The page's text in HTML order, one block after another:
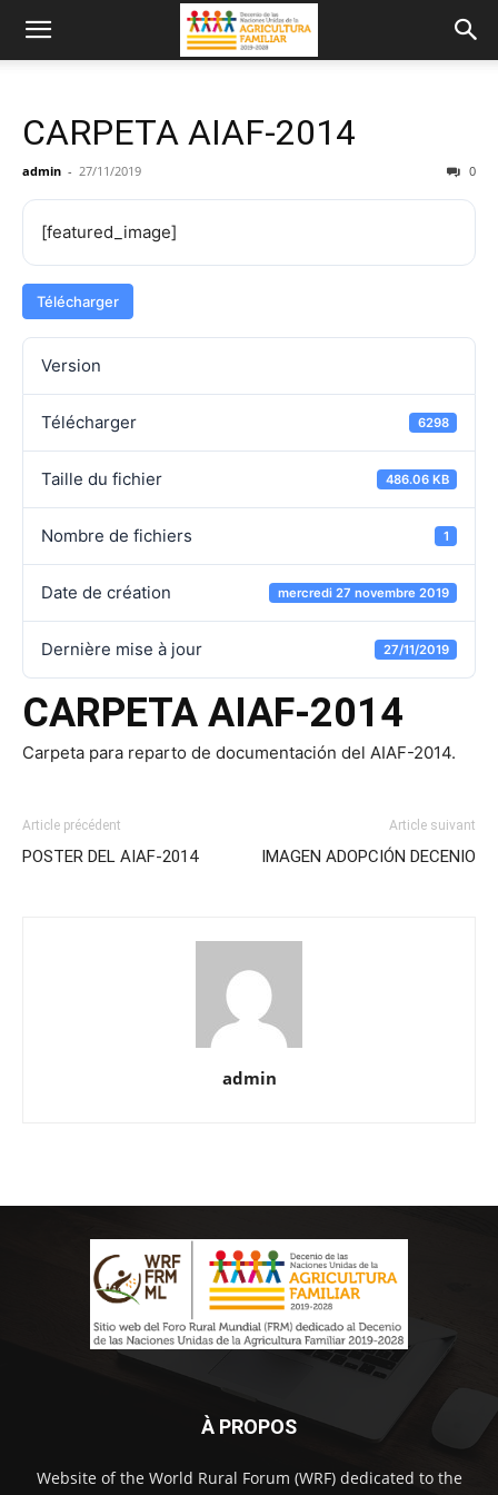
CARPETA AIAF-2014
admin - 27/11/2019 0
[featured_image]
Télécharger
Version
Télécharger 6298
Taille du fichier 486.06 KB
Nombre de fichiers 1
Date de création mercredi 27 novembre 2019
Dernière mise à jour 27/11/2019
CARPETA AIAF-2014
Carpeta para reparto de documentación del AIAF-2014.
Article précédent
POSTER DEL AIAF-2014
Article suivant
IMAGEN ADOPCIÓN DECENIO
admin
À PROPOS
Website of the World Rural Forum (WRF) dedicated to the